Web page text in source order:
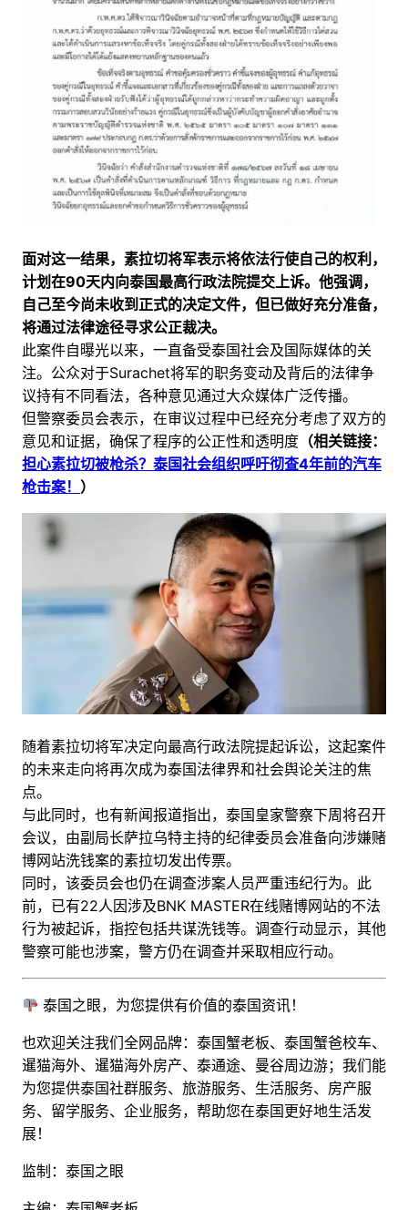
面对这一结果，素拉切将军表示将依法行使自己的权利，
计划在90天内向泰国最高行政法院提交上诉。他强调，
自己至今尚未收到正式的决定文件，但已做好充分准备，
将通过法律途径寻求公正裁决。
此案件自曝光以来，一直备受泰国社会及国际媒体的关
注。公众对于Surachet将军的职务变动及背后的法律争
议持有不同看法，各种意见通过大众媒体广泛传播。
但警察委员会表示，在审议过程中已经充分考虑了双方的
意见和证据，确保了程序的公正性和透明度 （相关链接：
担心素拉切被枪杀？泰国社会组织呼吁彻查4年前的汽车
枪击案！ ）
随着素拉切将军决定向最高行政法院提起诉讼，这起案件
的未来走向将再次成为泰国法律界和社会舆论关注的焦
点。
与此同时，也有新闻报道指出，泰国皇家警察下周将召开
会议，由副局长萨拉乌特主持的纪律委员会准备向涉嫌赌
博网站洗钱案的素拉切发出传票。
同时，该委员会也仍在调查涉案人员严重违纪行为。此
前，已有22人因涉及BNK MASTER在线赌博网站的不法
行为被起诉，指控包括共谋洗钱等。调查行动显示，其他
警察可能也涉案，警方仍在调查并采取相应行动。
泰国之眼，为您提供有价值的泰国资讯！
也欢迎关注我们全网品牌：泰国蟹老板、泰国蟹爸校车、
暹猫海外、暹猫海外房产、泰通途、曼谷周边游； 我们能
为您提供泰国社群服务、旅游服务、生活服务、房产服
务、留学服务、企业服务，帮助您在泰国更好地生活发
展！
监制：泰国之眼